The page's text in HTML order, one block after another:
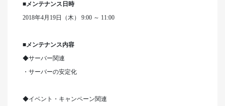
■メンテナンス日時
2018年4月19日（木） 9:00 ～ 11:00
■メンテナンス内容
◆サーバー関連
・サーバーの安定化
◆イベント・キャンペーン関連